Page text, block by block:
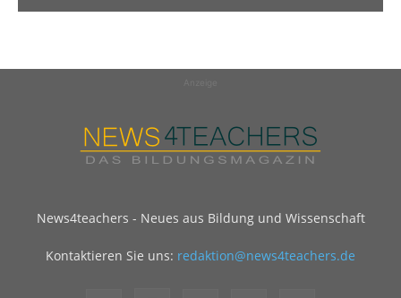
News4teachers - Neues aus Bildung und Wissenschaft
Kontaktieren Sie uns: redaktion@news4teachers.de